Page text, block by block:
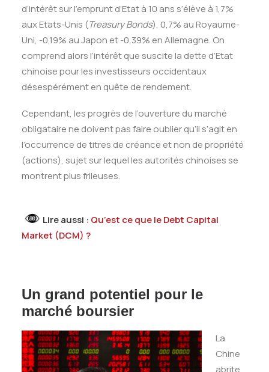
d’intérêt sur l’emprunt d’Etat à 10 ans s’élève à 1,7%
aux Etats-Unis (Treasury Bonds), 0,7% au Royaume-
Uni, -0,19% au Japon et -0,39% en Allemagne. On
comprend alors l’intérêt que suscite la dette d’Etat
chinoise pour les investisseurs occidentaux
désespérément en quête de rendement.
Cependant, les progrès de l’ouverture du marché
obligataire ne doivent pas faire oublier qu’il s’agit en
l’occurrence de titres de créance et non de propriété
(actions), sujet sur lequel les autorités chinoises se
montrent plus frileuses.
Lire aussi : Qu’est ce que le Debt Capital
Market (DCM) ?
Un grand potentiel pour le
marché boursier
La
Chine
abrite